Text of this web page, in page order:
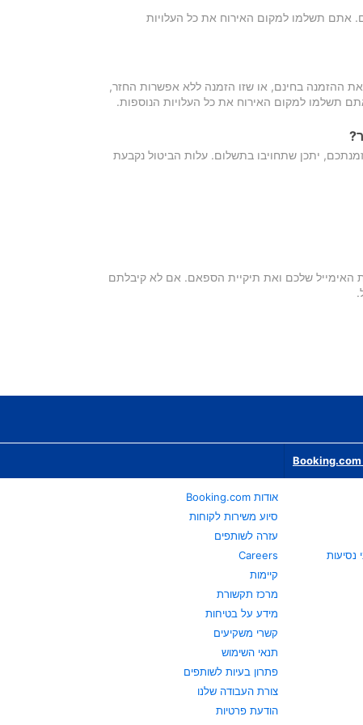
אתם תשלמו למקום האירוח את כל העלויות
ההזמנה בחינם, או שזו הזמנה ללא אפשרות החזר,
תשלמו למקום האירוח את כל העלויות הנוספות.
יתכן שתחויבו בתשלום. עלות הביטול נקבעת
האימייל שלכם ואת תיקיית הספאם. אם לא קיבלתם
אודות Booking.com
סיוע משירות לקוחות
עזרה לשותפים
Careers
קיימות
מרכז תקשורת
מידע על בטיחות
קשרי משקיעים
תנאי השימוש
פתרון בעיות לשותפים
צורת העבודה שלנו
הודעת פרטיות